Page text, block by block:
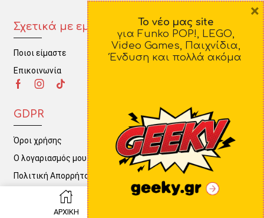
Σχετικά με εμάς
Ποιοι είμαστε
Επικοινωνία
Πληροφορίες
Τρόποι Πληρωμής
GDPR
Όροι χρήσης
Ο λογαριασμός μου
Πολιτική Απορρήτου
ΑΡΧΙΚΗ
Το νέο μας site
για Funko POP!, LEGO,
Video Games, Παιχνίδια,
Ένδυση και πολλά ακόμα
×